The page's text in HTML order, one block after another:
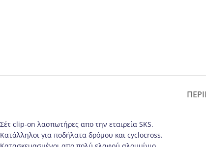
Σέτ clip-on λασπωτήρες απο την εταιρεία SKS.
Kατάλληλοι για ποδήλατα δρόμου και cyclocross.